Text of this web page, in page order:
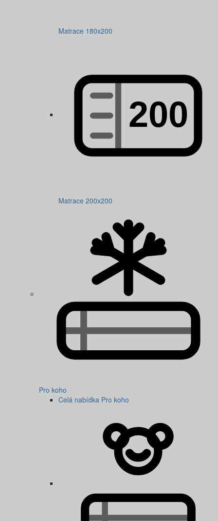
Matrace 180x200
Matrace 200x200
Pro koho
Celá nabídka Pro koho